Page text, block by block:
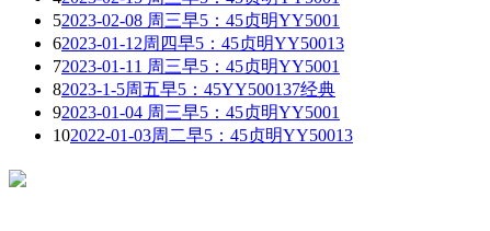
52023-02-08 周三早5：45贞明YY5001
62023-01-12周四早5：45贞明YY50013
72023-01-11 周三早5：45贞明YY5001
82023-1-5周五早5：45YY500137经典
92023-01-04 周三早5：45贞明YY5001
102022-01-03周二早5：45贞明YY50013